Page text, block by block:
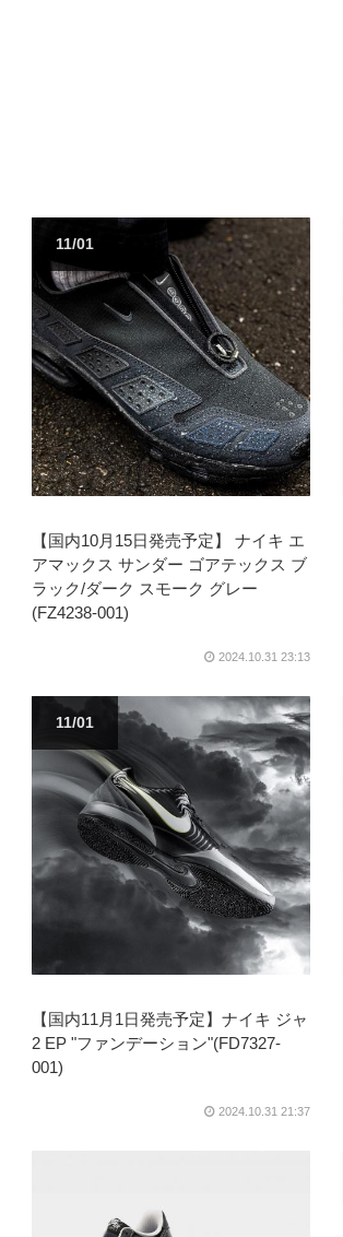
11/01
【国内10月15日発売予定】 ナイキ エ
アマックス サンダー ゴアテックス ブ
ラック/ダーク スモーク グレー
(FZ4238-001)
2024.10.31 23:13
11/01
【国内11月1日発売予定】ナイキ ジャ
2 EP "ファンデーション"(FD7327-
001)
2024.10.31 21:37